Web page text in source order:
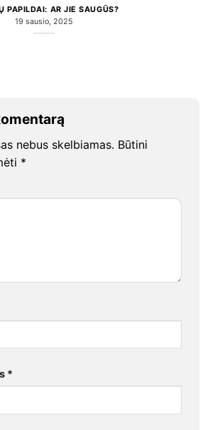
PAPILDAI: AR JIE SAUGŪS?
19 sausio, 2025
nebus skelbiamas. Būtini
*
*